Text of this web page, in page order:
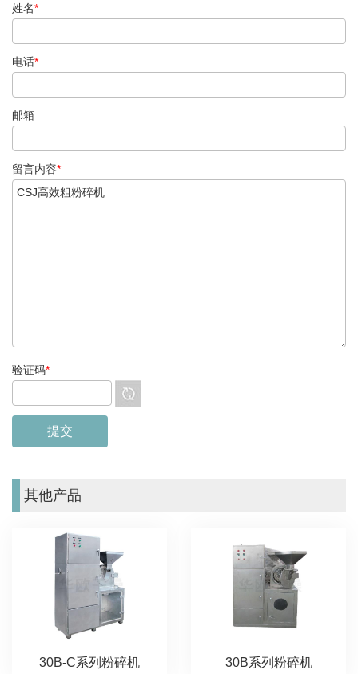
姓名*
电话*
邮箱
留言内容*
验证码*
其他产品
30B-C系列粉碎机 30B系列粉碎机